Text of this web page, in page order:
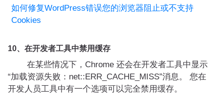
如何修复WordPress错误您的浏览器阻止或不支持
Cookies
10、在开发者工具中禁用缓存
在某些情况下，Chrome 还会在开发者工具中显示
“加载资源失败：net::ERR_CACHE_MISS”消息。 您在
开发人员工具中有一个选项可以完全禁用缓存。